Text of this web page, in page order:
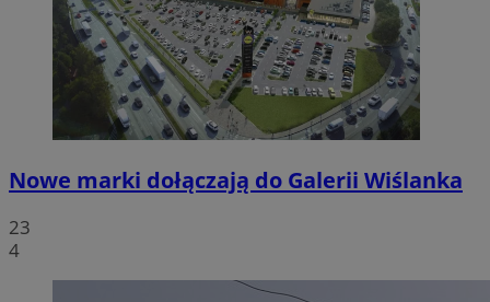
Nowe marki dołączają do Galerii Wiślanka
23
4